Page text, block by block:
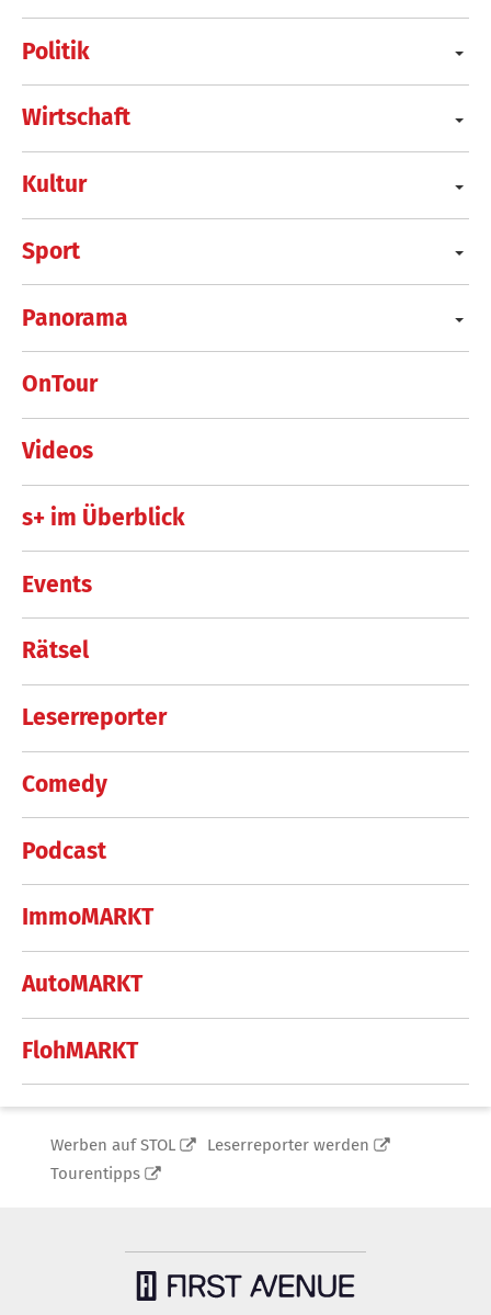
Politik
Wirtschaft
Kultur
Sport
Panorama
OnTour
Videos
s+ im Überblick
Events
Rätsel
Leserreporter
Comedy
Podcast
ImmoMARKT
AutoMARKT
FlohMARKT
Werben auf STOL
Leserreporter werden
Tourentipps